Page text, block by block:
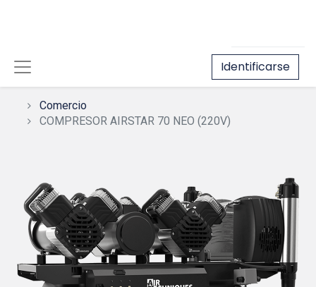
Identificarse
Comercio
COMPRESOR AIRSTAR 70 NEO (220V)